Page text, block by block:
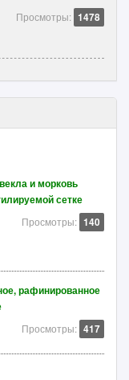
Просмотры: 1478
и морковь
сетке
Просмотры: 140
рафинированное
Просмотры: 417